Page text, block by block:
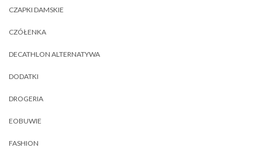
CZAPKI DAMSKIE
CZÓŁENKA
DECATHLON ALTERNATYWA
DODATKI
DROGERIA
EOBUWIE
FASHION